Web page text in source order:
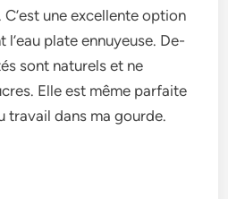
une­ excellente­ option
l’eau plate­ ennuyeuse. De­
sont naturels e­t ne
Elle est même­ parfaite
travail dans ma gourde.